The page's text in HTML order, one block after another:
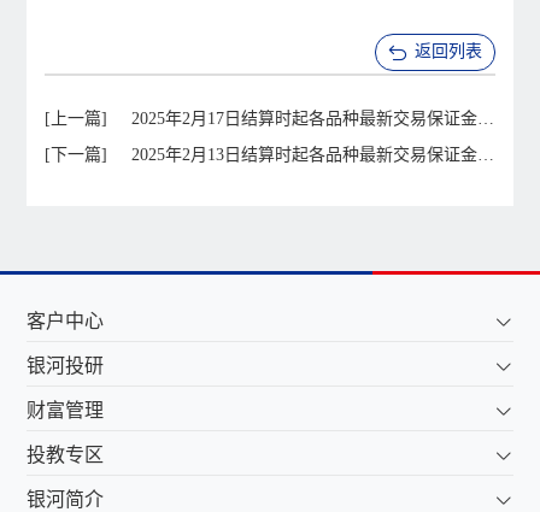
返回列表
[上一篇]
2025年2月17日结算时起各品种最新交易保证金比
例
[下一篇]
2025年2月13日结算时起各品种最新交易保证金比
客户中心
银河投研
财富管理
投教专区
银河简介